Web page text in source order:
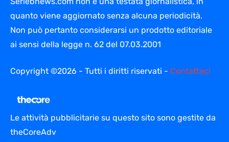
quanto viene aggiornato senza alcuna periodicità.
Non può pertanto considerarsi un prodotto editoriale
ai sensi della legge n. 62 del 07.03.2001
Copyright ©2026 - Tutti i diritti riservati - Contattaci
Le attività pubblicitarie su questo sito sono gestite da
theCoreAdv